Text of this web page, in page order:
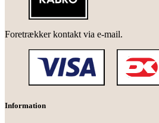
Foretrækker kontakt via e-mail.
Information